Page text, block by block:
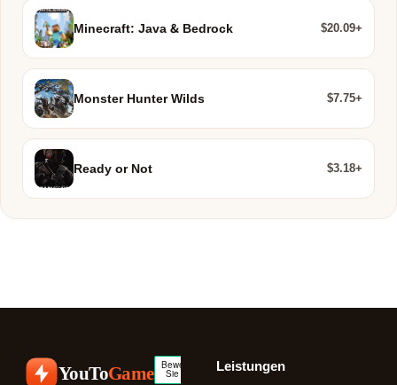
Minecraft: Java & Bedrock $20.09+
Monster Hunter Wilds $7.75+
Ready or Not $3.18+
YouToGame Leistungen